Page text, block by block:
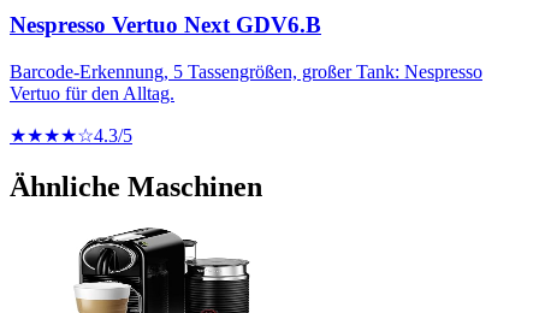
Nespresso Vertuo Next GDV6.B
Barcode-Erkennung, 5 Tassengrößen, großer Tank: Nespresso
Vertuo für den Alltag.
★★★★☆4.3/5
Ähnliche Maschinen